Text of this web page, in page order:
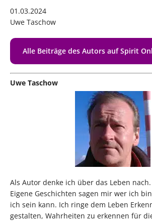
01.03.2024
Uwe Taschow
Alle Beiträge des Autors auf Spirit
Uwe Taschow
Als Autor denke ich über das Leben nach.
Eigene Geschichten sagen mir wer ich
ich sein kann. Ich ringe dem Leben
gestalten, Wahrheiten zu erkennen für